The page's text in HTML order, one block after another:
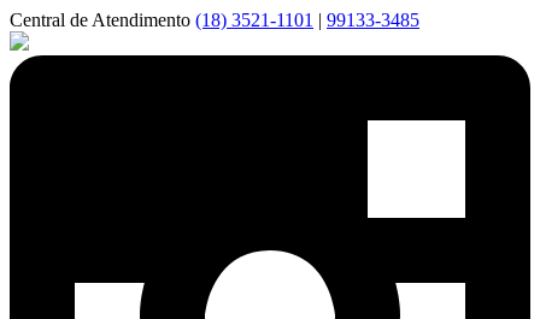
Central de Atendimento (18) 3521-1101 | 99133-3485